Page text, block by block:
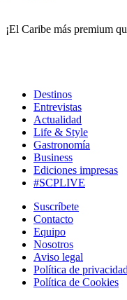
¡El Caribe más premium
Destinos
Entrevistas
Actualidad
Life & Style
Gastronomía
Business
Ediciones impresas
#SCPLIVE
Suscríbete
Contacto
Equipo
Nosotros
Aviso legal
Política de privacidad
Política de Cookies